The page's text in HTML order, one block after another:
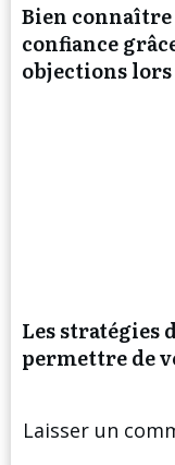
Bien
confiance
objections lors
Les stratégies
permettre de
Laisser un